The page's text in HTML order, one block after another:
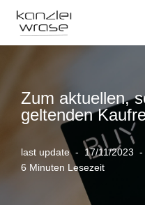
Zum
Zum aktuellen,
geltenden
last update 17/11/2023
6 Minuten Lesezeit